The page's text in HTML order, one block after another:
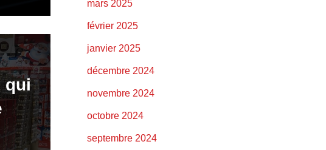
qui
mars 2025
février 2025
janvier 2025
décembre 2024
novembre 2024
octobre 2024
septembre 2024